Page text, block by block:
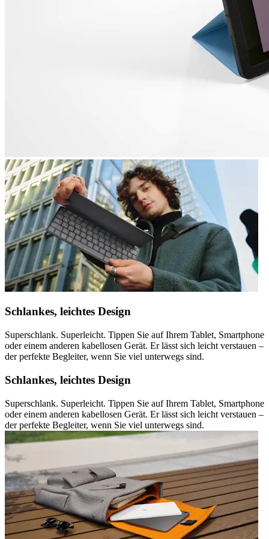
Schlankes, leichtes Design
Superschlank. Superleicht. Tippen Sie auf Ihrem Tablet, Smartphone
oder einem anderen kabellosen Gerät. Er lässt sich leicht verstauen –
der perfekte Begleiter, wenn Sie viel unterwegs sind.
Schlankes, leichtes Design
Superschlank. Superleicht. Tippen Sie auf Ihrem Tablet, Smartphone
oder einem anderen kabellosen Gerät. Er lässt sich leicht verstauen –
der perfekte Begleiter, wenn Sie viel unterwegs sind.